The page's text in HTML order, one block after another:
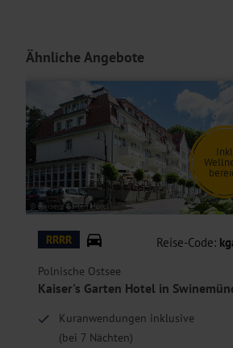
Ähnliche Angebote
© Kaiser's Garten Hotel
Inkl.
RRRR Reise-Code:
Polnische Ostsee
Kaiser's Garten Hotel in
Kuranwendungen inklusive
(bei 7 Nächten)